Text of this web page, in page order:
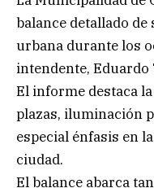
balance detallado
urbana durante los
intendente, Eduardo
El informe destaca
plazas, iluminación
especial énfasis en
ciudad.
El balance abarca